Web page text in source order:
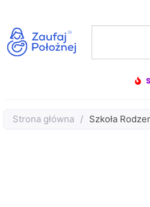
Strona główna / Szkoła